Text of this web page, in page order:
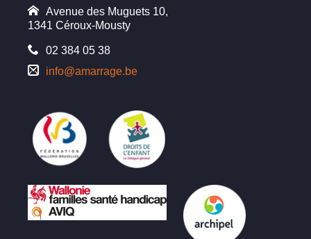
Avenue des Muguets 10,
1341 Céroux-Mousty
02 384 05 38
info@amarrage.be